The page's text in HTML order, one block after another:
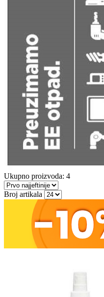
Ukupno proizvoda: 4
Broj artikala